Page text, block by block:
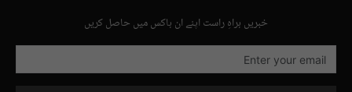
خبریں براہِ راست اپنے ان باکس میں حاصل کریں